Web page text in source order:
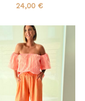
24,00 €